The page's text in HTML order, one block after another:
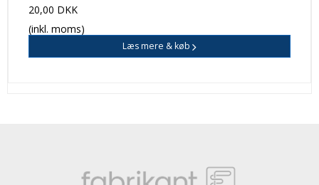
20,00 DKK
(inkl. moms)
Læs mere & køb